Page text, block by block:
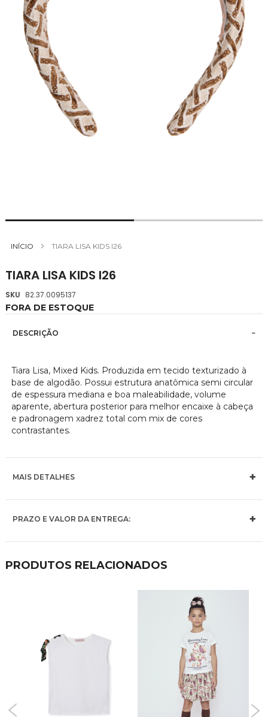
INÍCIO TIARA LISA KIDS I26
TIARA LISA KIDS I26
SKU 82.37.0095137
FORA DE ESTOQUE
DESCRIÇÃO
Tiara Lisa, Mixed Kids. Produzida em tecido texturizado à
base de algodão. Possui estrutura anatômica semi circular
de espessura mediana e boa maleabilidade, volume
aparente, abertura posterior para melhor encaixe à cabeça
e padronagem xadrez total com mix de cores
contrastantes.
MAIS DETALHES
PRAZO E VALOR DA ENTREGA:
para
da
Galeria
de
imagens
PRODUTOS RELACIONADOS